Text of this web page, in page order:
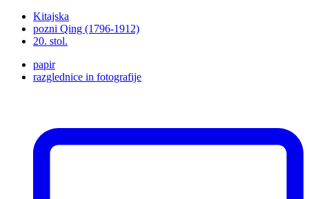
Kitajska
pozni Qing (1796-1912)
20. stol.
papir
razglednice in fotografije